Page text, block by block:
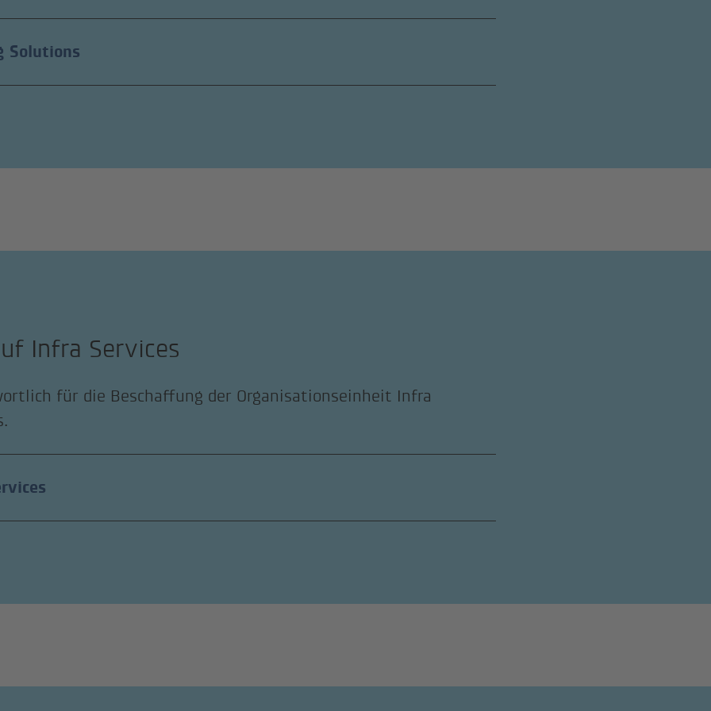
Solutions
Infra Services
für die Beschaffung der Organisationseinheit Infra